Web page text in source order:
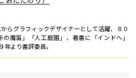
らグラフィックデザイナーとして活躍、８０
魔笛」「人工庭園」、著書に「インドへ」
年より書評委員。